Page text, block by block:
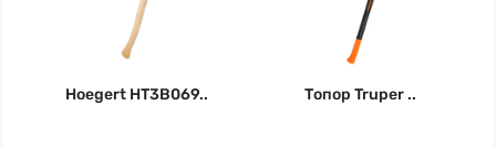
Hoegert HT3B069.. Топор Truper ..